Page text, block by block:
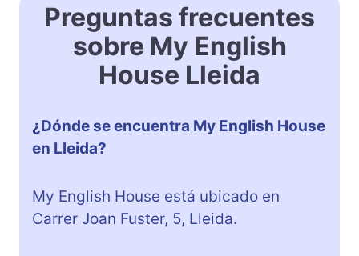
Preguntas frecuentes
sobre My English
House Lleida
¿Dónde se encuentra My English House
en Lleida?
My English House está ubicado en
Carrer Joan Fuster, 5, Lleida.